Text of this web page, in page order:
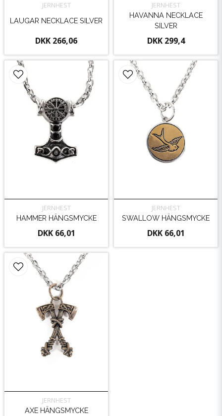
JERNHEST
LAUGAR NECKLACE SILVER
DKK 266,06
JERNHEST
HAVANNA NECKLACE
SILVER
DKK 299,4
JERNHEST
HAMMER HÄNGSMYCKE
DKK 66,01
JERNHEST
SWALLOW HÄNGSMYCKE
DKK 66,01
JERNHEST
AXE HÄNGSMYCKE